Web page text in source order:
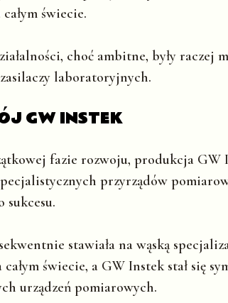
świecie.
choć ambitne, były raczej
laboratoryjnych.
GW INSTEK
fazie rozwoju, produkcja GW
przyrządów
sukcesu.
stawiała na wąską
całym świecie, a GW Instek stał się
urządzeń pomiarowych.